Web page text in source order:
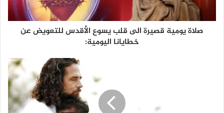
صلاة يومية قصيرة الى قلب يسوع الأقدس للتعويض عن
خطايانا اليومية: